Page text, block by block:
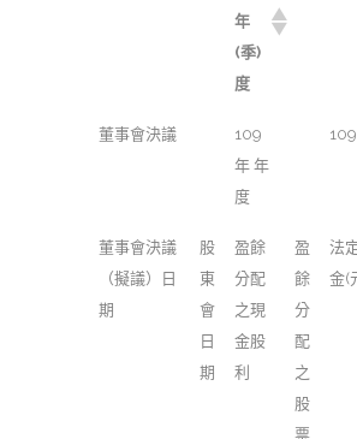
年
(季)
度
董事會決議
109
年 年
度
董事會決議
（擬議）日
期
股
東
會
日
期
盈餘
分配
之現
金股
利
盈
餘
分
配
之
股
票
法
金(